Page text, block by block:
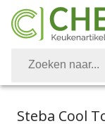
Steba Cool